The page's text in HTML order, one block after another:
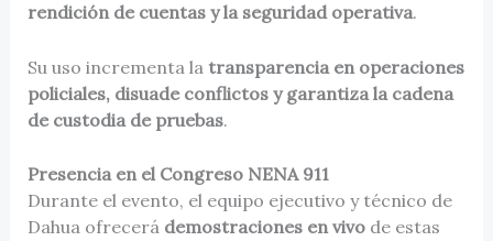
rendición de cuentas y la seguridad operativa.
Su uso incrementa la transparencia en operaciones
policiales, disuade conflictos y garantiza la cadena
de custodia de pruebas.
Presencia en el Congreso NENA 911
Durante el evento, el equipo ejecutivo y técnico de
Dahua ofrecerá demostraciones en vivode estas